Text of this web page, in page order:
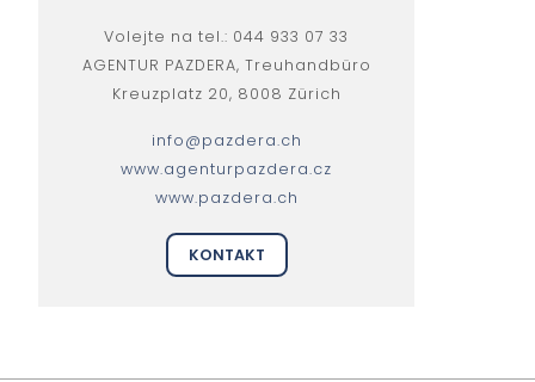
Volejte na tel.: 044 933 07 33
AGENTUR PAZDERA, Treuhandbüro
Kreuzplatz 20, 8008 Zürich
info@pazdera.ch
www.agenturpazdera.cz
www.pazdera.ch
KONTAKT